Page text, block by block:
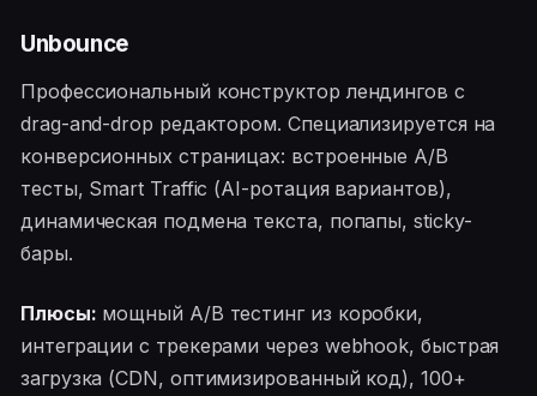
Unbounce
Профессиональный конструктор лендингов с
drag-and-drop редактором. Специализируется на
конверсионных страницах: встроенные A/B
тесты, Smart Traffic (AI-ротация вариантов),
динамическая подмена текста, попапы, sticky-
бары.
Плюсы: мощный A/B тестинг из коробки,
интеграции с трекерами через webhook, быстрая
загрузка (CDN, оптимизированный код), 100+